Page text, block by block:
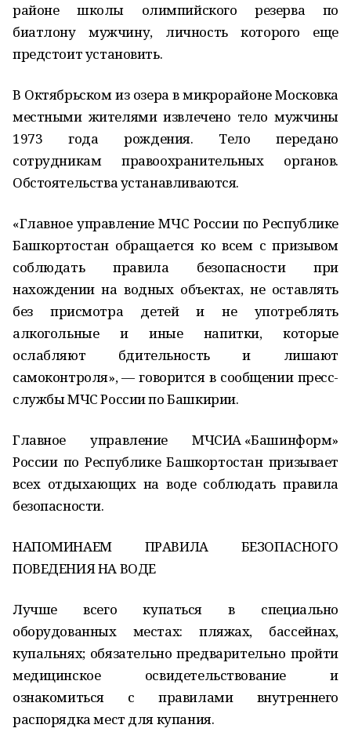
районе школы олимпийского резерва по
биатлону мужчину, личность которого еще
предстоит установить.
В Октябрьском из озера в микрорайоне Московка
местными жителями извлечено тело мужчины
1973 года рождения. Тело передано
сотрудникам правоохранительных органов.
Обстоятельства устанавливаются.
«Главное управление МЧС России по Республике
Башкортостан обращается ко всем с призывом
соблюдать правила безопасности при
нахождении на водных объектах, не оставлять
без присмотра детей и не употреблять
алкогольные и иные напитки, которые
ослабляют бдительность и лишают
самоконтроля», — говорится в сообщении пресс-
службы МЧС России по Башкирии.
ИА «Башинформ»
Главное управление МЧС
России по Республике Башкортостан призывает
всех отдыхающих на воде соблюдать правила
безопасности.
НАПОМИНАЕМ ПРАВИЛА БЕЗОПАСНОГО
ПОВЕДЕНИЯ НА ВОДЕ
Лучше всего купаться в специально
оборудованных местах: пляжах, бассейнах,
купальнях; обязательно предварительно пройти
медицинское освидетельствование и
ознакомиться с правилами внутреннего
распорядка мест для купания.